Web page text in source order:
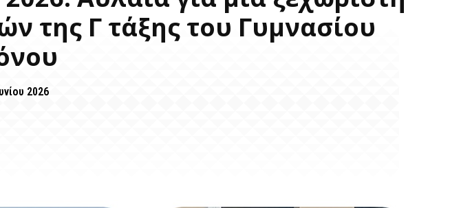
της Γ τάξης του Γυμνασίου
2026